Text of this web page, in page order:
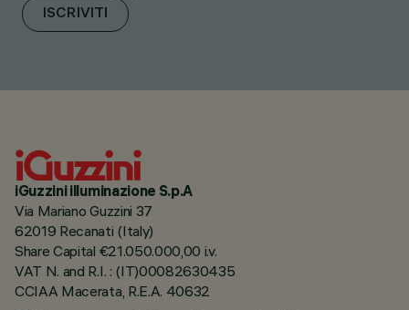
ISCRIVITI
iGuzzini illuminazione S.p.A
Via Mariano Guzzini 37
62019 Recanati (Italy)
Share Capital €21.050.000,00 i.v.
VAT N. and R.I. : (IT)00082630435
CCIAA Macerata, R.E.A. 40632